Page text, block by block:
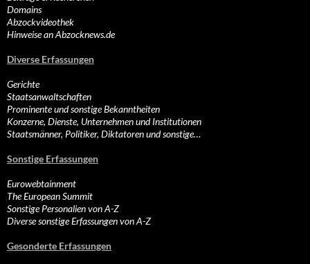
Domains
Abzockvideothek
Hinweise an Abzocknews.de
Diverse Erfassungen
Gerichte
Staatsanwaltschaften
Prominente und sonstige Bekanntheiten
Konzerne, Dienste, Unternehmen und Institutionen
Staatsmänner, Politiker, Diktatoren und sonstige…
Sonstige Erfassungen
Eurowebtainment
The European Summit
Sonstige Personalien von A-Z
Diverse sonstige Erfassungen von A-Z
Gesonderte Erfassungen